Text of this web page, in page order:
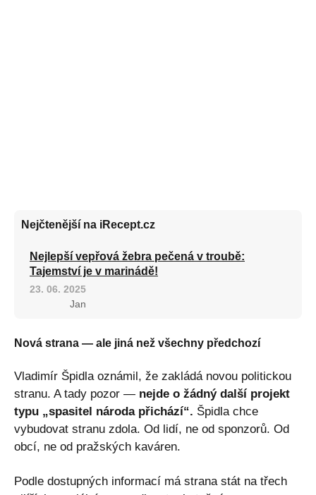
Nejčtenější na iRecept.cz
Nejlepší vepřová žebra pečená v troubě:
Tajemství je v marinádě!
23. 06. 2025
Jan
Nová strana — ale jiná než všechny předchozí
Vladimír Špidla oznámil, že zakládá novou politickou
stranu. A tady pozor — nejde o žádný další projekt
typu „spasitel národa přichází“. Špidla chce
vybudovat stranu zdola. Od lidí, ne od sponzorů. Od
obcí, ne od pražských kaváren.
Podle dostupných informací má strana stát na třech